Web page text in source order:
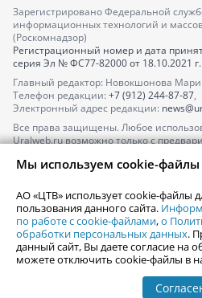
Зарегистрировано Федеральной
информационных технологий и
(Роскомнадзор)
Регистрационный номер и дата
серия Эл № ФС77-82000от 18.10.2021 г.
Главный редактор: Новокшонова
Телефон редакции: +7 (912) 244-87-87,
Электронный адрес редакции:
Все права защищены. Любое
Uralweb.ru возможно только с
По вопросам размещения рекламы
По вопросам размещения
afisha@uralweb.ru
Пользовательское соглашение на
Политика АО «ЦТВ» в отношении
Мы используем cookie-файлы
АО «ЦТВ» использует cookie-файлы
пользования данного сайта.
по работе с cookie-файлами,о
обработки персональных данных.
данный сайт, Вы даете согласие на
можете отключить cookie-файлы в